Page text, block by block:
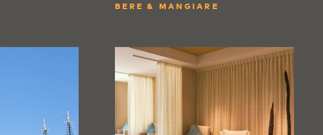
BERE & MANGIARE